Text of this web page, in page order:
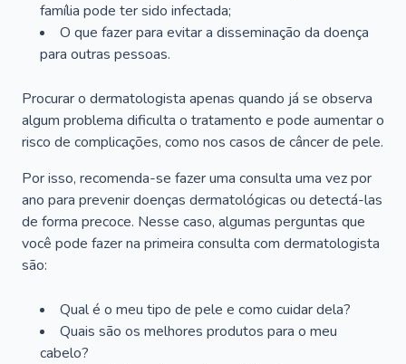
família pode ter sido infectada;
O que fazer para evitar a disseminação da doença
para outras pessoas.
Procurar o dermatologista apenas quando já se observa
algum problema dificulta o tratamento e pode aumentar o
risco de complicações, como nos casos de câncer de pele.
Por isso, recomenda-se fazer uma consulta uma vez por
ano para prevenir doenças dermatológicas ou detectá-las
de forma precoce. Nesse caso, algumas perguntas que
você pode fazer na primeira consulta com dermatologista
são:
Qual é o meu tipo de pele e como cuidar dela?
Quais são os melhores produtos para o meu
cabelo?